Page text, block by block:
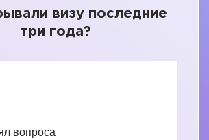
визу последние
три года?
вопроса